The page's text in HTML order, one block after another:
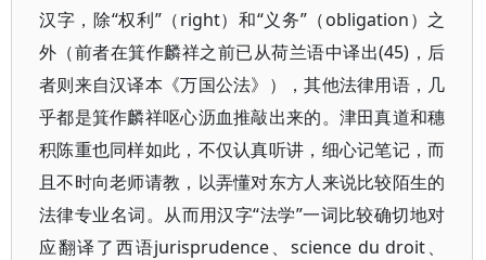
汉字，除“权利”（right）和“义务”（obligation）之
外（前者在箕作麟祥之前已从荷兰语中译出(45)，后
者则来自汉译本《万国公法》），其他法律用语，几
乎都是箕作麟祥呕心沥血推敲出来的。津田真道和穗
积陈重也同样如此，不仅认真听讲，细心记笔记，而
且不时向老师请教，以弄懂对东方人来说比较陌生的
法律专业名词。从而用汉字“法学”一词比较确切地对
应翻译了西语jurisprudence、science du droit、